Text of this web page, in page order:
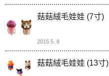
菇菇絨毛娃娃 (7寸)
2015.5. 8
菇菇絨毛娃娃 (13寸)